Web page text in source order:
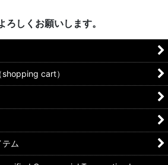
しくお願いします。
cart）
テム